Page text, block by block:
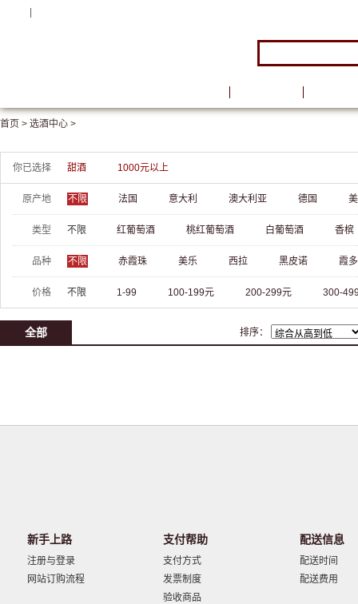
首页 > 选酒中心 >
你已选择 甜酒 1000元以上
原产地 不限 法国 意大利 澳大利亚 德国
类型 不限 红葡萄酒 桃红葡萄酒 白葡萄酒 香槟
品种 不限 赤霞珠 美乐 西拉 黑皮诺 霞
价格 不限 1-99 100-199元 200-299元 300-
全部 排序：
新手上路
注册与登录
网站订购流程
支付帮助
支付方式
发票制度
验收商品
配送信息
配送时间
配送费用